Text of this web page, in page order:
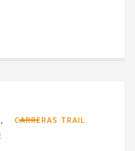
,
CARRERAS TRAIL